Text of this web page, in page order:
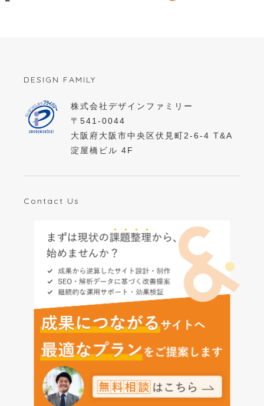
DESIGN FAMILY
株式会社デザインファミリー
〒541-0044
大阪府大阪市中央区伏見町2-6-4 T&A
淀屋橋ビル 4F
Contact Us